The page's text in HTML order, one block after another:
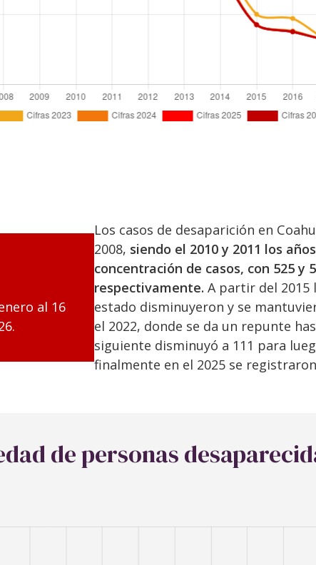
al 16
Los casos de desaparición en
2008, siendo el 2010 y 2011 los
concentración de casos, con 525 y
respectivamente. A partir del 2015
estado disminuyeron y se
el 2022, donde se da un repunte
siguiente disminuyó a 111 para
finalmente en el 2025 se
de personas